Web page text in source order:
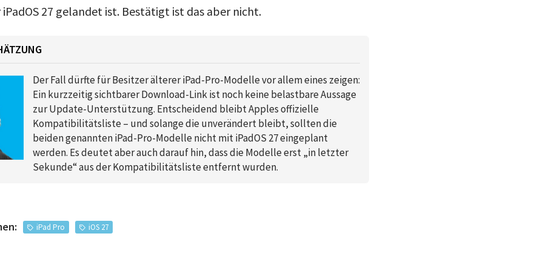
27 gelandet ist. Bestätigt ist das aber nicht.
Der Fall dürfte für Besitzer älterer iPad-Pro-Modelle vor allem eines zeigen:
Ein kurzzeitig sichtbarer Download-Link ist noch keine belastbare Aussage
zur Update-Unterstützung. Entscheidend bleibt Apples offizielle
Kompatibilitätsliste – und solange die unverändert bleibt, sollten die
beiden genannten iPad-Pro-Modelle nicht mit iPadOS 27 eingeplant
werden. Es deutet aber auch darauf hin, dass die Modelle erst „in letzter
Sekunde“ aus der Kompatibilitätsliste entfernt wurden.
iPad Pro iOS 27